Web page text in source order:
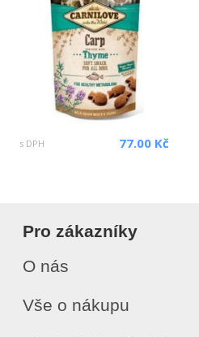
s DPH 77.00 Kč
Pro zákazníky
O nás
Vše o nákupu